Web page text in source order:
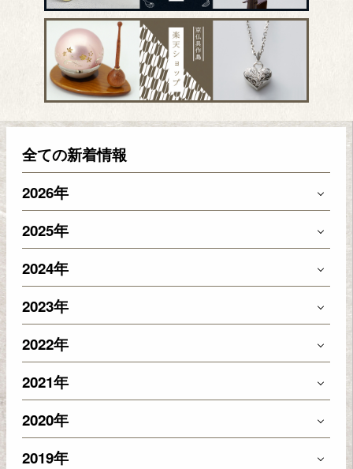
全ての新着情報
2026年
2025年
2024年
2023年
2022年
2021年
2020年
2019年